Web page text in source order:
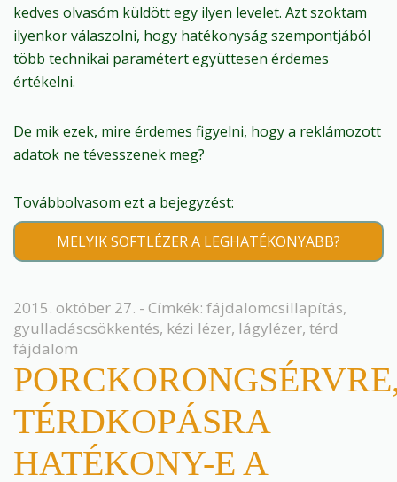
kedves olvasóm küldött egy ilyen levelet. Azt szoktam
ilyenkor válaszolni, hogy hatékonyság szempontjából
több technikai paramétert együttesen érdemes
értékelni.
De mik ezek, mire érdemes figyelni, hogy a reklámozott
adatok ne tévesszenek meg?
Továbbolvasom ezt a bejegyzést:
MELYIK SOFTLÉZER A LEGHATÉKONYABB?
2015. október 27. - Címkék: fájdalomcsillapítás,
gyulladáscsökkentés, kézi lézer, lágylézer, térd
fájdalom
TÉRDKOPÁSRA
HATÉKONY-E A